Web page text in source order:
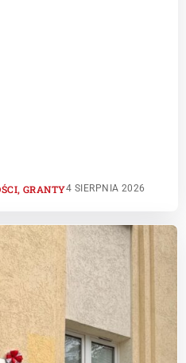
, GRANTY4 SIERPNIA 2026